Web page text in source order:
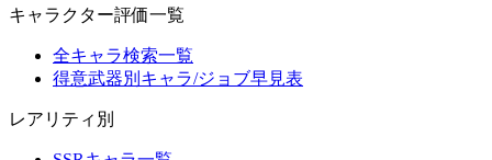
キャラクター評価一覧
全キャラ検索一覧
得意武器別キャラ/ジョブ早見表
レアリティ別